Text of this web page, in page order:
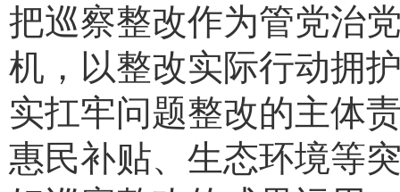
把巡察整改作为管党治
机，以整改实际行动拥
实扛牢问题整改的主体
惠民补贴、生态环境等